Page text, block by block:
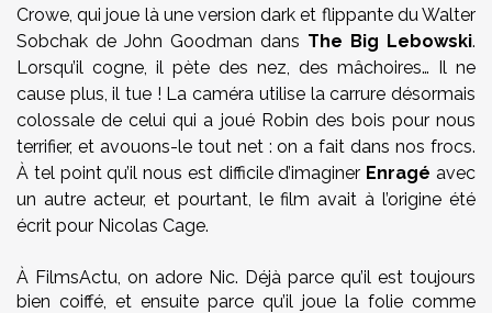
Crowe, qui joue là une version dark et flippante du Walter
Sobchak de John Goodman dans The Big Lebowski.
Lorsqu’il cogne, il pète des nez, des mâchoires… Il ne
cause plus, il tue ! La caméra utilise la carrure désormais
colossale de celui qui a joué Robin des bois pour nous
terrifier, et avouons-le tout net : on a fait dans nos frocs.
À tel point qu’il nous est difficile d’imaginer Enragé avec
un autre acteur, et pourtant, le film avait à l’origine été
écrit pour Nicolas Cage.
À FilmsActu, on adore Nic. Déjà parce qu’il est toujours
bien coiffé, et ensuite parce qu’il joue la folie comme